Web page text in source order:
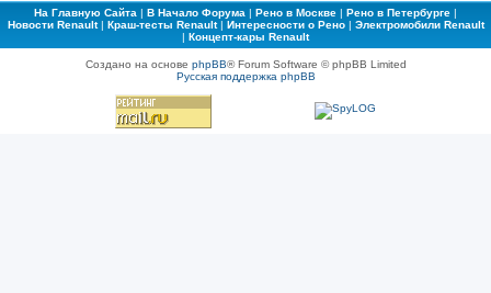
На Главную Сайта | В Начало Форума | Рено в Москве | Рено в Петербурге |
Новости Renault| Краш-тесты Renault| Интересности о Рено| Электромобили Renault
| Концепт-кары Renault
Создано на основе phpBB® Forum Software © phpBB Limited
Русская поддержка phpBB